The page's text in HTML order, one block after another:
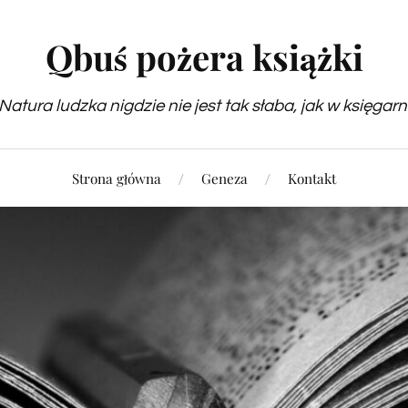
Qbuś pożera książki
ludzka nigdzie nie jest tak słaba, jak w
Strona główna Geneza Kontakt